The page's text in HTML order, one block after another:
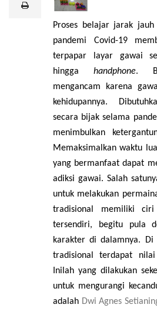
lprint
Proses belajar jarak
pandemi Covid-19
terpapar layar gawai
hingga handphone.
mengancam karena
kehidupannya.
secara bijak selama
menimbulkan
Memaksimalkan waktu
yang bermanfaat dapat
adiksi gawai. Salah
untuk melakukan
tradisional memiliki ciri
tersendiri, begitu pula
karakter di dalamnya.
tradisional terdapat
Inilah yang dilakukan
untuk mengurangi
adalah Dwi Agnes